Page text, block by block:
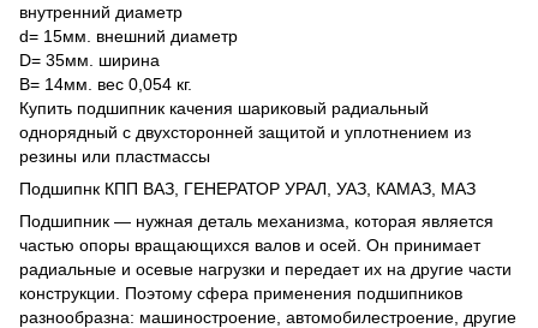
внутренний диаметр
d= 15мм. внешний диаметр
D= 35мм. ширина
B= 14мм. вес 0,054 кг.
Купить подшипник качения шариковый радиальный
однорядный с двухсторонней защитой и уплотнением из
резины или пластмассы
Подшипнк КПП ВАЗ, ГЕНЕРАТОР УРАЛ, УАЗ, КАМАЗ, МАЗ
Подшипник — нужная деталь механизма, которая является
частью опоры вращающихся валов и осей. Он принимает
радиальные и осевые нагрузки и передает их на другие части
конструкции. Поэтому сфера применения подшипников
разнообразна: машиностроение, автомобилестроение, другие